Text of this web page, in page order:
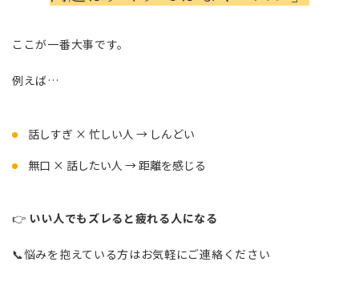
ここが一番大事です。
例えば…
話しすぎ × 忙しい人 → しんどい
無口 × 話したい人 → 距離を感じる
👉 いい人でもズレると疲れる人になる
📞悩みを抱えている方はお気軽にご連絡ください